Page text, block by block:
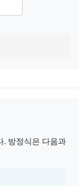
. 방정식은 다음과